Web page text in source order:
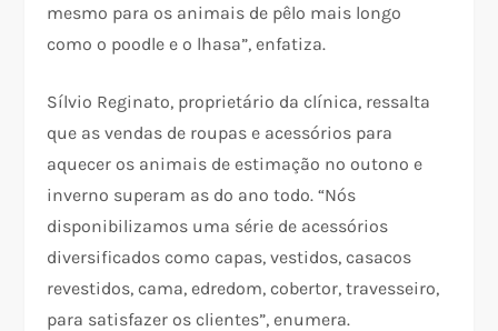
mesmo para os animais de pêlo mais longo
como o poodle e o lhasa”, enfatiza.
Sílvio Reginato, proprietário da clínica, ressalta
que as vendas de roupas e acessórios para
aquecer os animais de estimação no outono e
inverno superam as do ano todo. “Nós
disponibilizamos uma série de acessórios
diversificados como capas, vestidos, casacos
revestidos, cama, edredom, cobertor, travesseiro,
para satisfazer os clientes”, enumera.